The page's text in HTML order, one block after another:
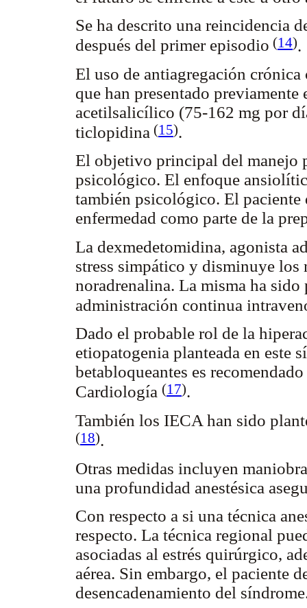
Se ha descrito una reincidencia
después del primer episodio (14).
El uso de antiagregación
que han presentado
acetilsalicílico (75-162 mg por
ticlopidina (15).
El objetivo principal del manejo
psicológico. El enfoque
también psicológico. El paciente
enfermedad como parte de la
La dexmedetomidina, agonista
stress simpático y disminuye los
noradrenalina. La misma ha
administración continua
Dado el probable rol de la
etiopatogenia planteada en este
betabloqueantes es
Cardiología (17).
También los IECA han sido
(18).
Otras medidas incluyen
una profundidad anestésica
Con respecto a si una técnica
respecto. La técnica regional
asociadas al estrés quirúrgico,
aérea. Sin embargo, el paciente
desencadenamiento del